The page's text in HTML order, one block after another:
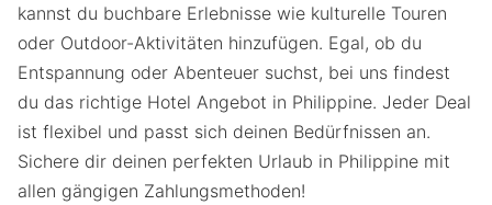
kannst du buchbare Erlebnisse wie kulturelle Touren
oder Outdoor-Aktivitäten hinzufügen. Egal, ob du
Entspannung oder Abenteuer suchst, bei uns findest
du das richtige Hotel Angebot in Philippine. Jeder Deal
ist flexibel und passt sich deinen Bedürfnissen an.
Sichere dir deinen perfekten Urlaub in Philippine mit
allen gängigen Zahlungsmethoden!